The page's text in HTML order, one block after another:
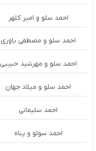
احمد سلو و امیر کلهر
احمد سلو و مصطفی یاوری
احمد سلو و مهرشید حبیبی
احمد سلو و میلاد جهان
احمد سلیمانی
احمد سولو و پناه